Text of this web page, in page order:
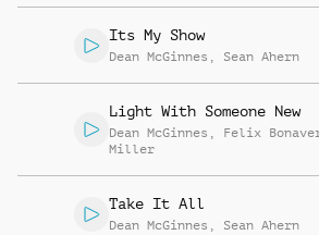
Its My Show
Dean McGinnes , Sean Ahern
Light With Someone New
Dean McGinnes , Felix
Miller
Take It All
Dean McGinnes , Sean Ahern